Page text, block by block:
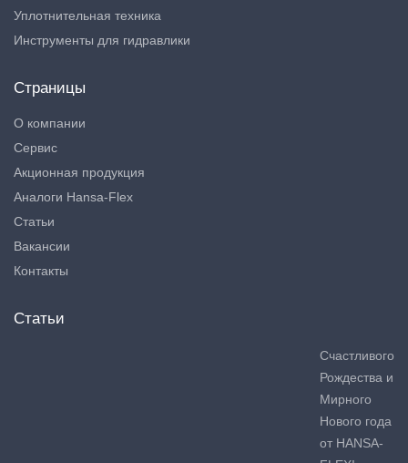
Уплотнительная техника
Инструменты для гидравлики
Страницы
О компании
Сервис
Акционная продукция
Аналоги Hansa-Flex
Статьи
Вакансии
Контакты
Статьи
Счастливого
Рождества и
Мирного
Нового года
от HANSA-